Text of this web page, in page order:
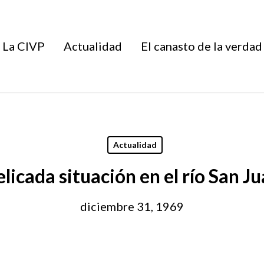
La CIVP Actualidad El canasto de la verdad
Actualidad
situación en el río San
diciembre 31, 1969